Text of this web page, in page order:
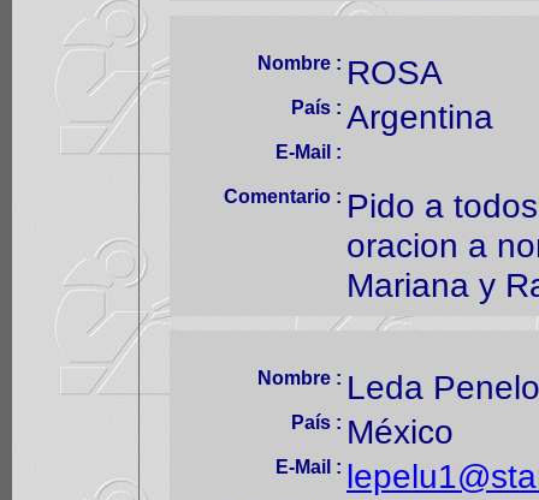
Nombre : ROSA
País : Argentina
E-Mail :
Comentario : Pido a
oracion a
Mariana y
Nombre : Leda
País : México
E-Mail :